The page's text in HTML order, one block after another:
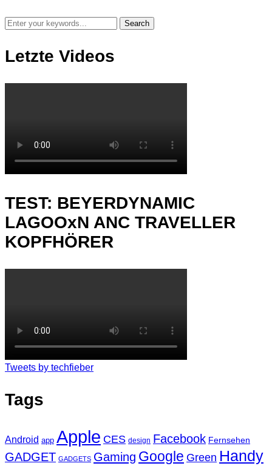
Letzte Videos
TEST: BEYERDYNAMIC
LAGOOxN ANC TRAVELLER
KOPFHÖRER
Tweets by techfieber
Tags
Android app Apple CES design Facebook Fernsehen
GADGET GADGETS Gaming Google Green Handy